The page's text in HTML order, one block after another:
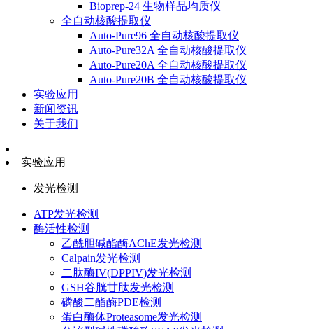
Bioprep-24 生物样品均质仪
全自动核酸提取仪
Auto-Pure96 全自动核酸提取仪
Auto-Pure32A 全自动核酸提取仪
Auto-Pure20A 全自动核酸提取仪
Auto-Pure20B 全自动核酸提取仪
实验应用
新闻资讯
关于我们
实验应用
发光检测
ATP发光检测
酶活性检测
乙酰胆碱酯酶AChE发光检测
Calpain发光检测
二肽酶IV(DPPIV)发光检测
GSH谷胱甘肽发光检测
磷酸二酯酶PDE检测
蛋白酶体Proteasome发光检测